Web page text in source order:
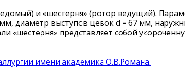
и «шестерня» (ротор ведущий).
диаметр выступов цевок d = 67 мм,
«шестерня» представляет собой
имени академика О.В.Романа.